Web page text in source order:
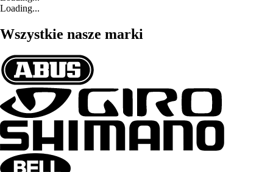
Loading...
Wszystkie nasze marki